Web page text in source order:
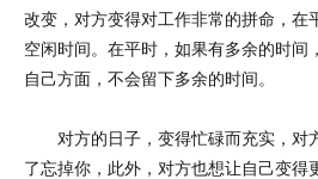
改变，对方变得对工作非常的拼命，在
空闲时间。在平时，如果有多余的时间
自己方面，不会留下多余的时间。
对方的日子，变得忙碌而充实，对
了忘掉你，此外，对方也想让自己变得